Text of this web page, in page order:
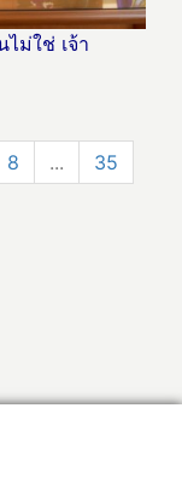
ม่ใช่ เจ้า
8 ...
35